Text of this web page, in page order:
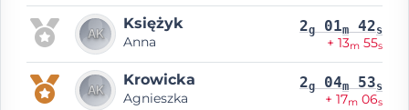
Księżyk
Anna
2g 01m 42s
+ 13m 55s
Krowicka
Agnieszka
2g 04m 53s
+ 17m 06s